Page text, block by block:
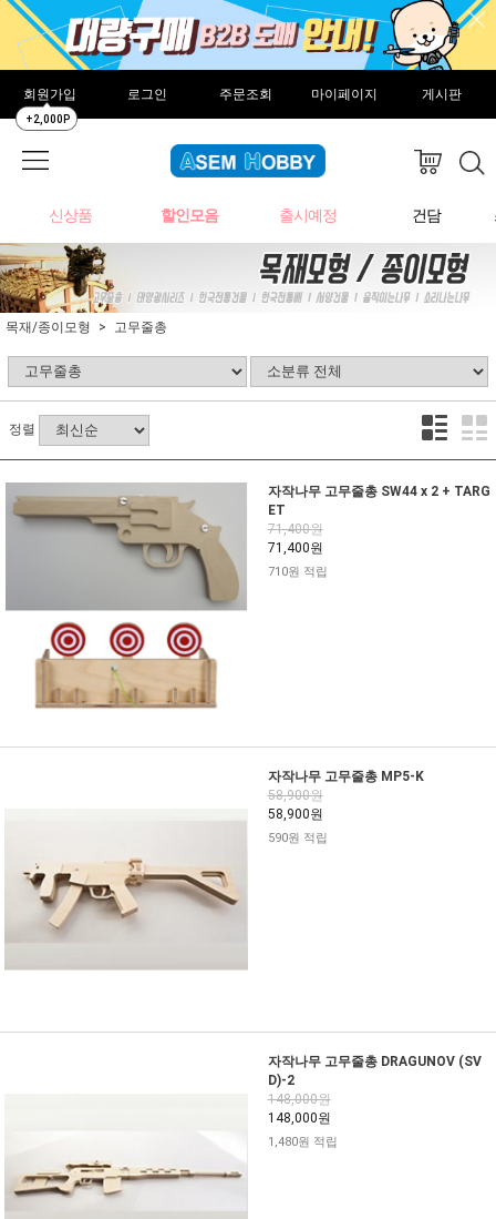
회원가입
+2,000P
로그인 주문조회 마이페이지 게시판
신상품 할인모음 출시예정 건담
목재/종이모형 고무줄총
정렬
자작나무 고무줄총 SW44 x 2 + TARG
ET
71,400원
71,400원
710원 적립
자작나무 고무줄총 MP5-K
58,900원
58,900원
590원 적립
자작나무 고무줄총 DRAGUNOV (SV
D)-2
148,000원
148,000원
1,480원 적립